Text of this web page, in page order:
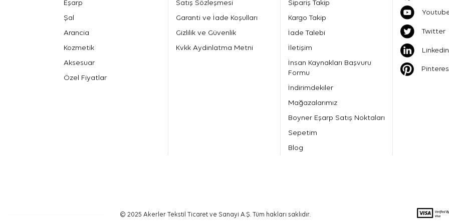
Eşarp
Şal
Arancia
Kozmetik
Aksesuar
Özel Fiyatlar
Satış Sözleşmesi
Garanti ve İade Koşulları
Gizlilik ve Güvenlik
Kvkk Aydınlatma Metni
Sipariş Takip
Kargo Takip
İade Talebi
İletişim
İnsan Kaynakları Başvuru
Formu
İndirimdekiler
Mağazalarımız
Boyner Eşarp Satış Noktaları
Sepetim
Blog
Twitter
Linkedin
© 2025 Akerler Tekstil Ticaret ve Sanayi A.Ş. Tüm hakları saklıdır.